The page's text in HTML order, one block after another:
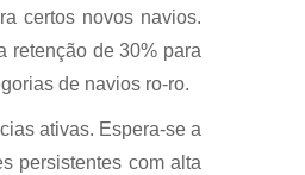
certos novos navios.
retenção de 30% para
de navios ro-ro.
ativas. Espera-se a
persistentes com alta